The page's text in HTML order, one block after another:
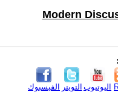
Modern
الفيسبوك التويتر اليوتيوب